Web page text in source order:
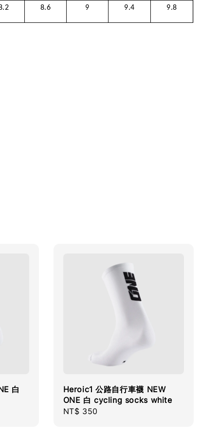
8.6 9 9.4 9.8
白
Heroic1 公路自行車襪 NEW
ONE 白 cycling socks white
Regular
NT$ 350